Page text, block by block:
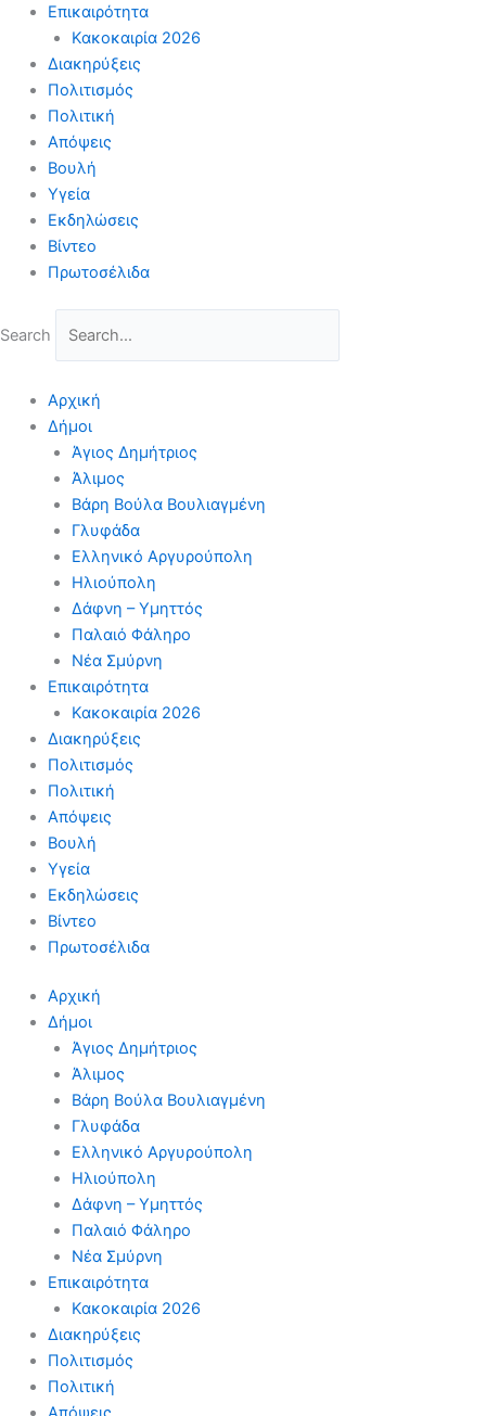
Επικαιρότητα
Κακοκαιρία 2026
Διακηρύξεις
Πολιτισμός
Πολιτική
Απόψεις
Βουλή
Υγεία
Εκδηλώσεις
Βίντεο
Πρωτοσέλιδα
Search
Αρχική
Δήμοι
Άγιος Δημήτριος
Άλιμος
Βάρη Βούλα Βουλιαγμένη
Γλυφάδα
Ελληνικό Αργυρούπολη
Ηλιούπολη
Δάφνη – Υμηττός
Παλαιό Φάληρο
Νέα Σμύρνη
Επικαιρότητα
Κακοκαιρία 2026
Διακηρύξεις
Πολιτισμός
Πολιτική
Απόψεις
Βουλή
Υγεία
Εκδηλώσεις
Βίντεο
Πρωτοσέλιδα
Αρχική
Δήμοι
Άγιος Δημήτριος
Άλιμος
Βάρη Βούλα Βουλιαγμένη
Γλυφάδα
Ελληνικό Αργυρούπολη
Ηλιούπολη
Δάφνη – Υμηττός
Παλαιό Φάληρο
Νέα Σμύρνη
Επικαιρότητα
Κακοκαιρία 2026
Διακηρύξεις
Πολιτισμός
Πολιτική